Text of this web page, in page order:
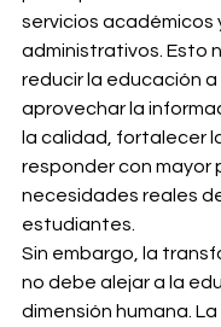
servicios académicos
administrativos. Esto
reducir la educación a
aprovechar la
la calidad, fortalecer
responder con mayor
necesidades reales
estudiantes.
Sin embargo, la
no debe alejar a la
dimensión humana.